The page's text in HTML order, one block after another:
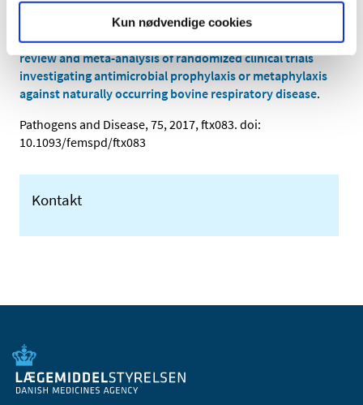
Kun nødvendige cookies
Keith Edward Baptiste and Niels Christian Kyvsgaard
Do antimicrobial mass medications work? A systematic
review and meta-analysis of randomized clinical trials
investigating antimicrobial prophylaxis or metaphylaxis
against naturally occurring bovine respiratory disease.
Pathogens and Disease, 75, 2017, ftx083. doi:
10.1093/femspd/ftx083
Kontakt